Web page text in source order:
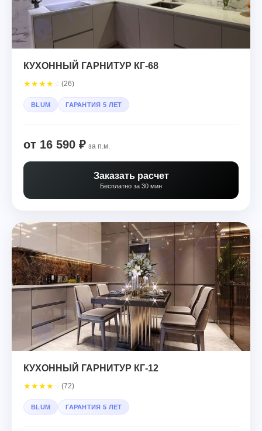
КУХОННЫЙ ГАРНИТУР КГ-68
★★★★ (26)
BLUM ГАРАНТИЯ 5 ЛЕТ
от 16 590 ₽ за п.м.
Заказать расчет
Бесплатно за 30 мин
КУХОННЫЙ ГАРНИТУР КГ-12
★★★★ (72)
BLUM ГАРАНТИЯ 5 ЛЕТ